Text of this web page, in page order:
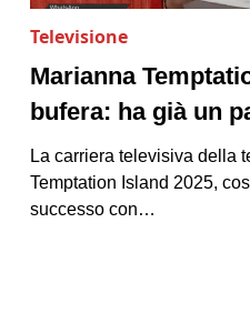
Televisione
Marianna
bufera: ha già un
La carriera televisiva della
Temptation Island 2025,
successo con…